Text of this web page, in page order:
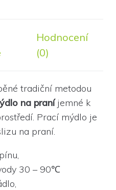
Hodnocení
(0)
tradiční metodou
na praníjemné k
Prací mýdlo je
na praní.
30 – 90℃